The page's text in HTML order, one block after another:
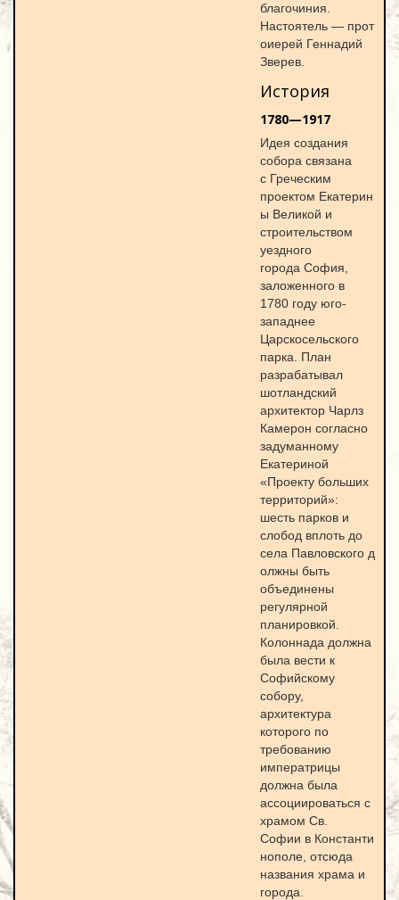
благочиния.
Настоятель — прот
оиерей Геннадий
Зверев.
История
1780—1917
Идея создания
собора связана
с Греческим
проектом Екатерин
ы Великой и
строительством
уездного
города София,
заложенного в
1780 году юго-
западнее
Царскосельского
парка. План
разрабатывал
шотландский
архитектор Чарлз
Камерон согласно
задуманному
Екатериной
«Проекту больших
территорий»:
шесть парков и
слобод вплоть до
села Павловского д
олжны быть
объединены
регулярной
планировкой.
Колоннада должна
была вести к
Софийскому
собору,
архитектура
которого по
требованию
императрицы
должна была
ассоциироваться с
храмом Св.
Софии в Константи
нополе, отсюда
названия храма и
города.